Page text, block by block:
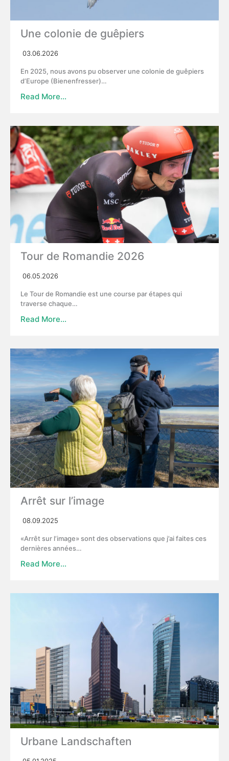
Une colonie de guêpiers
03.06.2026
En 2025, nous avons pu observer une colonie de guêpiers
d’Europe (Bienenfresser)…
Read More…
Tour de Romandie 2026
06.05.2026
Le Tour de Romandie est une course par étapes qui
traverse chaque…
Read More…
Arrêt sur l’image
08.09.2025
«Arrêt sur l’image» sont des observations que j’ai faites ces
dernières années…
Read More…
Urbane Landschaften